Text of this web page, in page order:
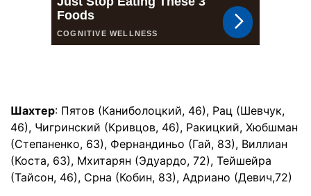
Шахтер: Пятов (Каниболоцкий, 46), Рац (Шевчук,
46), Чигринский (Кривцов, 46), Ракицкий, Хюбшман
(Степаненко, 63), Фернандиньо (Гай, 83), Виллиан
(Коста, 63), Мхитарян (Эдуардо, 72), Тейшейра
(Тайсон, 46), Срна (Кобин, 83), Адриано (Девич,72)